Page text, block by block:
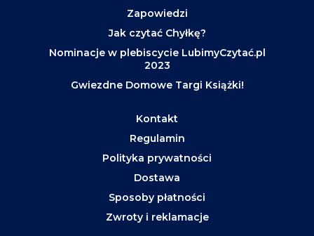
Zapowiedzi
Jak czytać Chyłkę?
Nominacje w plebiscycie LubimyCzytać.pl
2023
Gwiezdne Domowe Targi Książki!
Kontakt
Regulamin
Polityka prywatności
Dostawa
Sposoby płatności
Zwroty i reklamacje